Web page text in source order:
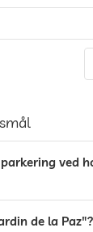
ved
de la Paz"?